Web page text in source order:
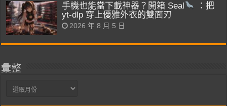
手機也能當下載神器？開箱 Seal
：把
yt-dlp 穿上優雅外衣的雙面刃
2026 年 8 月 5 日
彙整
彙